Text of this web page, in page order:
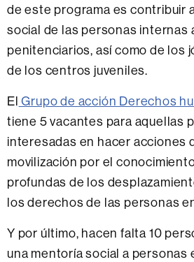
de este programa es contribuir
social de las personas internas
penitenciarios, así como de los
de los centros juveniles.
El Grupo de acción Derechos
tiene 5 vacantes para aquellas
interesadas en hacer acciones
movilización por el
profundas de los
los derechos de las personas
Y por último, hacen falta 10
una mentoría social a personas